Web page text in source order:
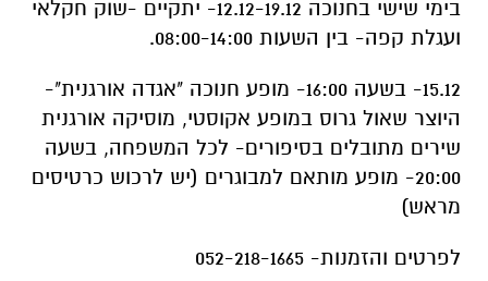
בימי שישי בחנוכה 12.12-19.12- יתקיים -שוק חקלאי
ועגלת קפה- בין השעות 08:00-14:00.
15.12- בשעה 16:00- מופע חנוכה "אגדה אורגנית"-
היוצר שאול גרוס במופע אקוסטי, מוסיקה אורגנית
שירים מתובלים בסיפורים- לכל המשפחה, בשעה
20:00- מופע מותאם למבוגרים (יש לרכוש כרטיסים
מראש)
לפרטים והזמנות- 052-218-1665